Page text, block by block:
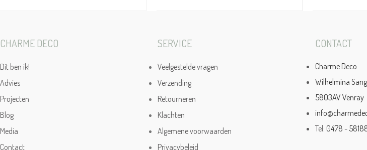
CHARME DECO
Dit ben ik!
Advies
Projecten
Blog
Media
Contact
SERVICE
Veelgestelde vragen
Verzending
Retourneren
Klachten
Algemene voorwaarden
Privacybeleid
CONTACT
Charme Deco
Wilhelmina
5803AV Venray
Tel: 0478 -